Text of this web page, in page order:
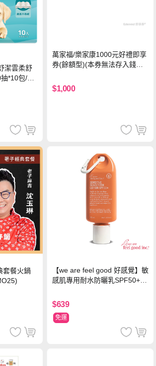
潔雲柔舒
*10包/6
萬家福/樂家康1000元好禮即享
券(餘額型)(本券無法存入錢包
$1,000
套餐火鍋
【we are feel good 好感覺】敏
感肌專用耐水防曬乳SPF50+ 7
$639
免運